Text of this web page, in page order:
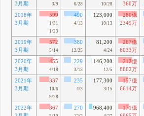
3月期
3/9 6/28 10/28
360万
2018年
3月期
599
1/31
1/23
490
4/13
123,000
10/13
280億
2349万
2019年
3月期
572
5/14
380
12/25
81,200
4/24
267億
6033万
2020年
3月期
455
4/18
229
3/13
146,200
12/5
212億
8662万
2021年
3月期
337
10/6
9/28
235
4/3
177,300
3/15
157億
6614万
2022年
367 270 968,400
171億